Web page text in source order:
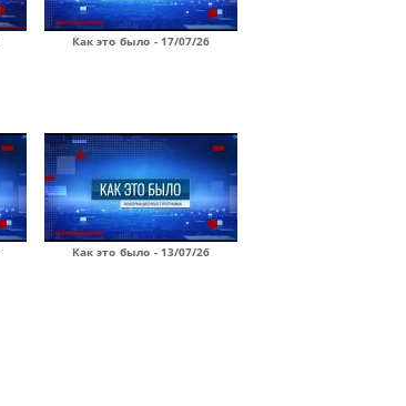
Как это было - 17/07/26
Как это было - 13/07/26